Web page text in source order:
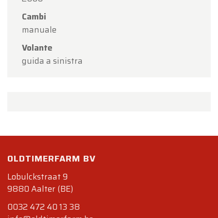
Cambi
manuale
Volante
guida a sinistra
OLDTIMERFARM BV
Lobulckstraat 9
9880 Aalter (BE)
0032 472 40 13 38